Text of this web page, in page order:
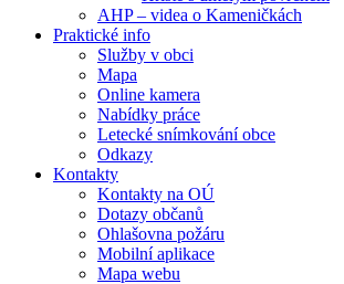
AHP – videa o Kameničkách
Praktické info
Služby v obci
Mapa
Online kamera
Nabídky práce
Letecké snímkování obce
Odkazy
Kontakty
Kontakty na OÚ
Dotazy občanů
Ohlašovna požáru
Mobilní aplikace
Mapa webu